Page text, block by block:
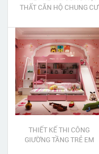
THẤT CĂN HỘ CHUNG CƯ
THIẾT KẾ THI CÔNG
GIƯỜNG TẦNG TRẺ EM